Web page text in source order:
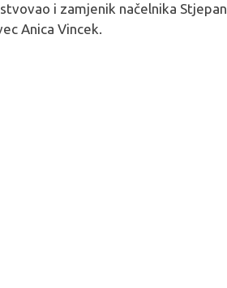
i zamjenik načelnika Stjepan
Anica Vincek.